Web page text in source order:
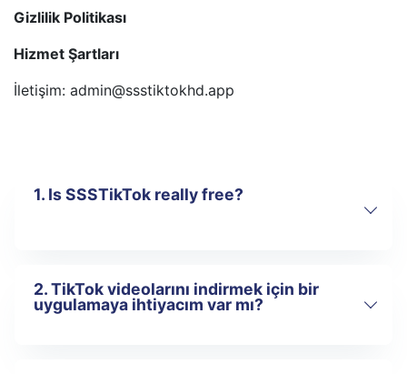
Gizlilik Politikası
Hizmet Şartları
İletişim: admin@ssstiktokhd.app
1. Is SSSTikTok really free?
Evet, SSSTikTok kullanımı %100
ücretsizdir. TikTok videolarını veya MP3
2. TikTok videolarını indirmek için bir
uygulamaya ihtiyacım var mı?